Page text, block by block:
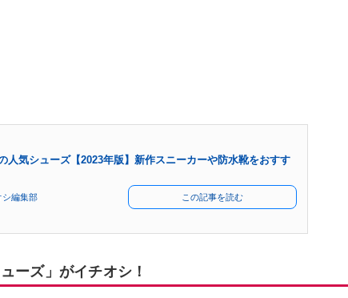
人気シューズ【2023年版】新作スニーカーや防水靴をおすす
シ編集部 この記事を読む
ーズ」がイチオシ！